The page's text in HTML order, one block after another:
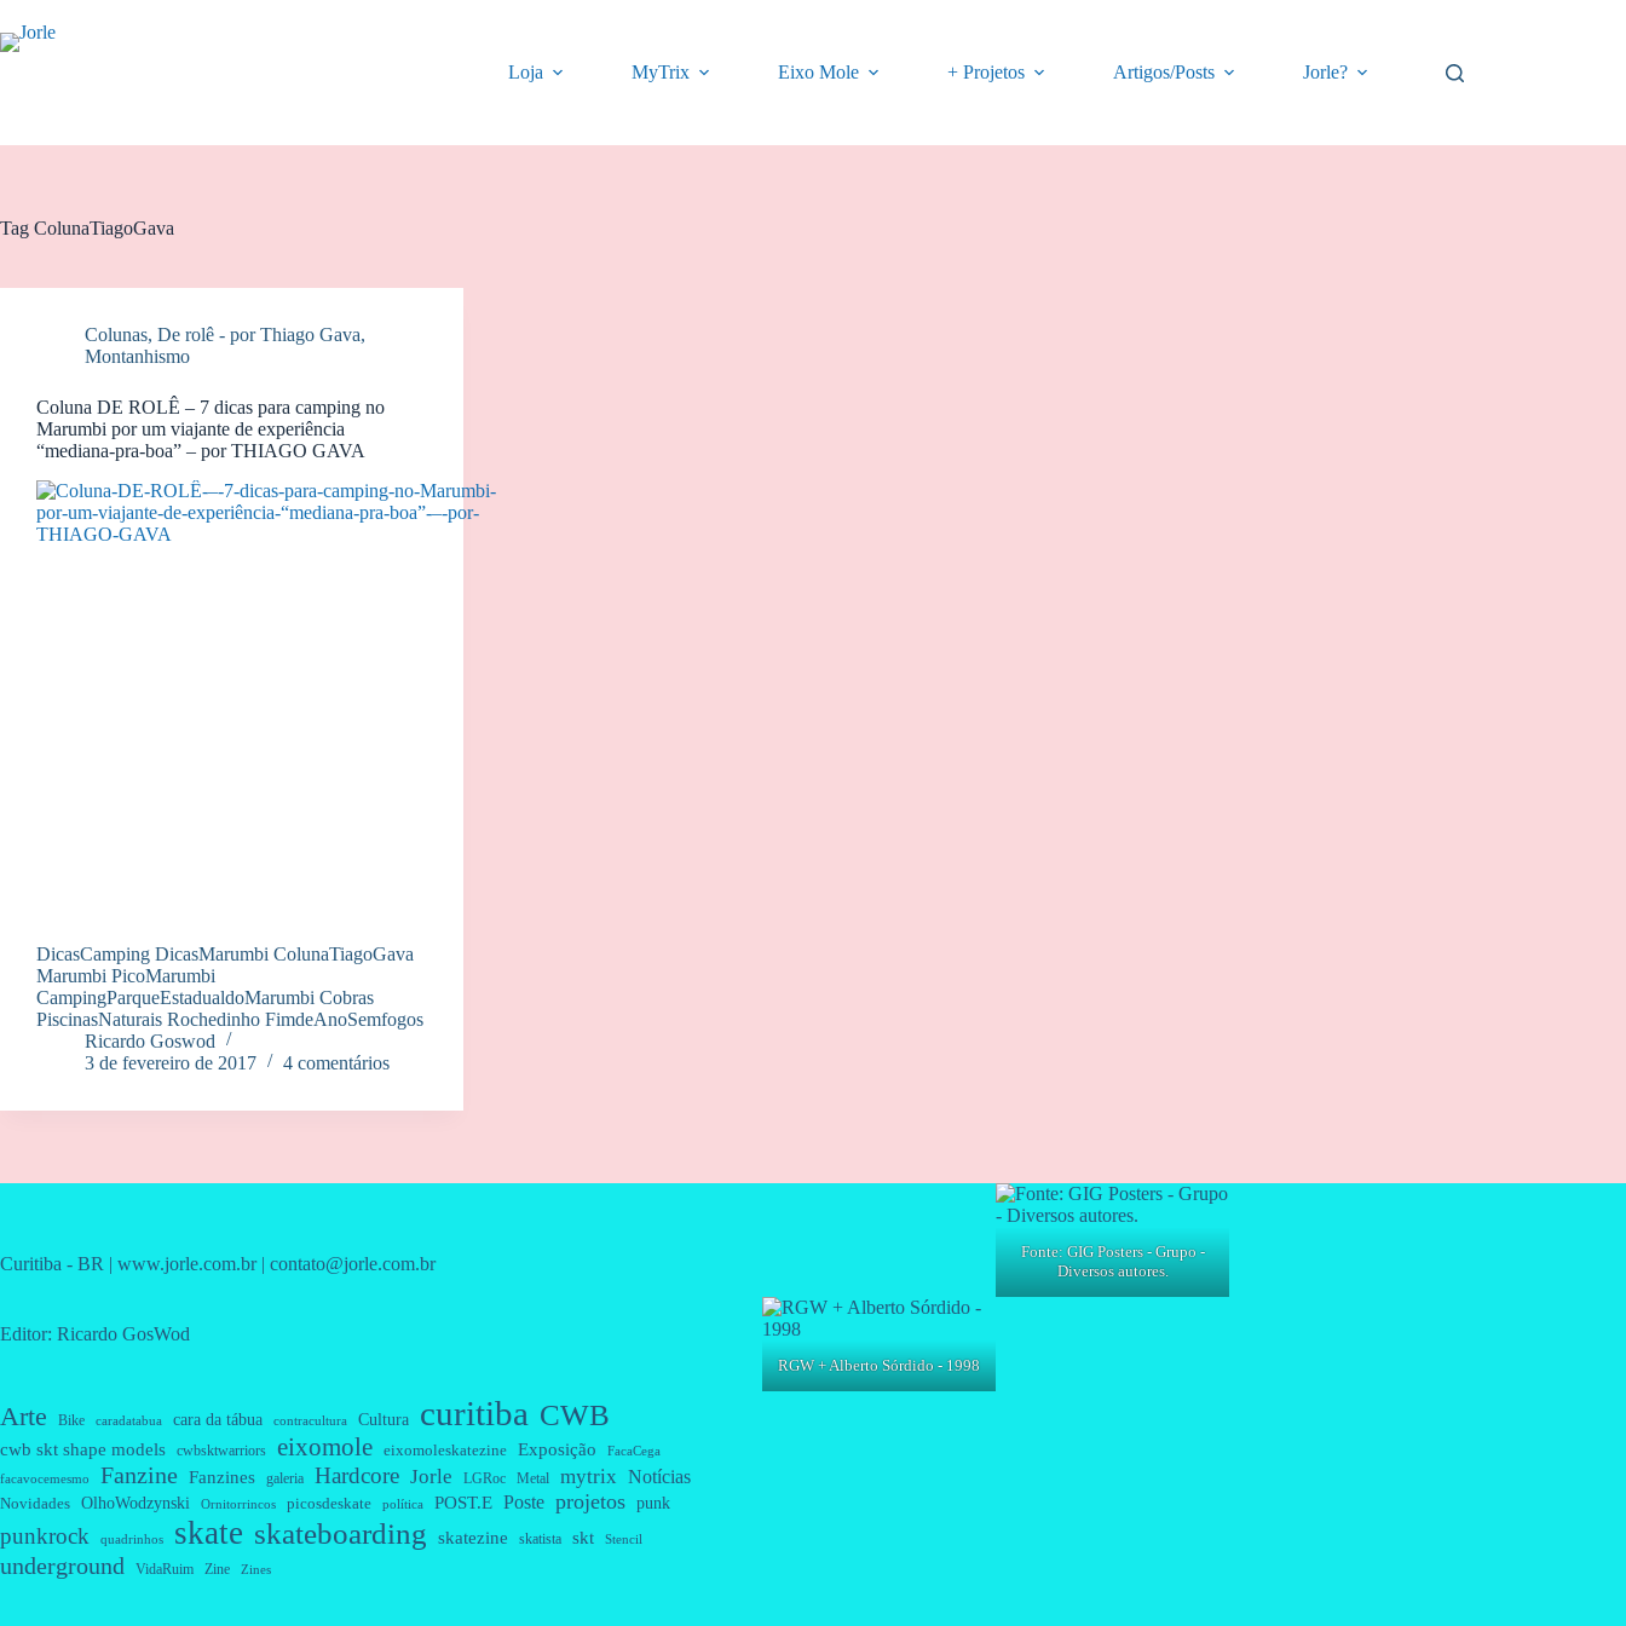
para
o
Loja MyTrix Eixo Mole + Projetos Artigos/Posts Jorle?
Tag ColunaTiagoGava
Colunas, De rolê - por Thiago Gava,
Montanhismo
Coluna DE ROLÊ – 7 dicas para camping no
Marumbi por um viajante de experiência
“mediana-pra-boa” – por THIAGO GAVA
DicasCamping DicasMarumbi ColunaTiagoGava
Marumbi PicoMarumbi
CampingParqueEstadualdoMarumbi Cobras
PiscinasNaturais Rochedinho FimdeAnoSemfogos
Ricardo Goswod
3 de fevereiro de 2017
4 comentários
Curitiba - BR | www.jorle.com.br | contato@jorle.com.br
Editor: Ricardo GosWod
Arte Bike caradatabua cara da tábua contracultura Cultura curitiba CWB
cwb skt shape models cwbsktwarriors eixomole eixomoleskatezine Exposição FacaCega
facavocemesmo Fanzine Fanzines galeria Hardcore Jorle LGRoc Metal mytrix Notícias
Novidades OlhoWodzynski Ornitorrincos picosdeskate política POST.E Poste projetos punk
punkrock quadrinhos skate skateboarding skatezine skatista skt Stencil
underground VidaRuim Zine Zines
Fonte: GIG Posters - Grupo -
Diversos autores.
RGW + Alberto Sórdido - 1998